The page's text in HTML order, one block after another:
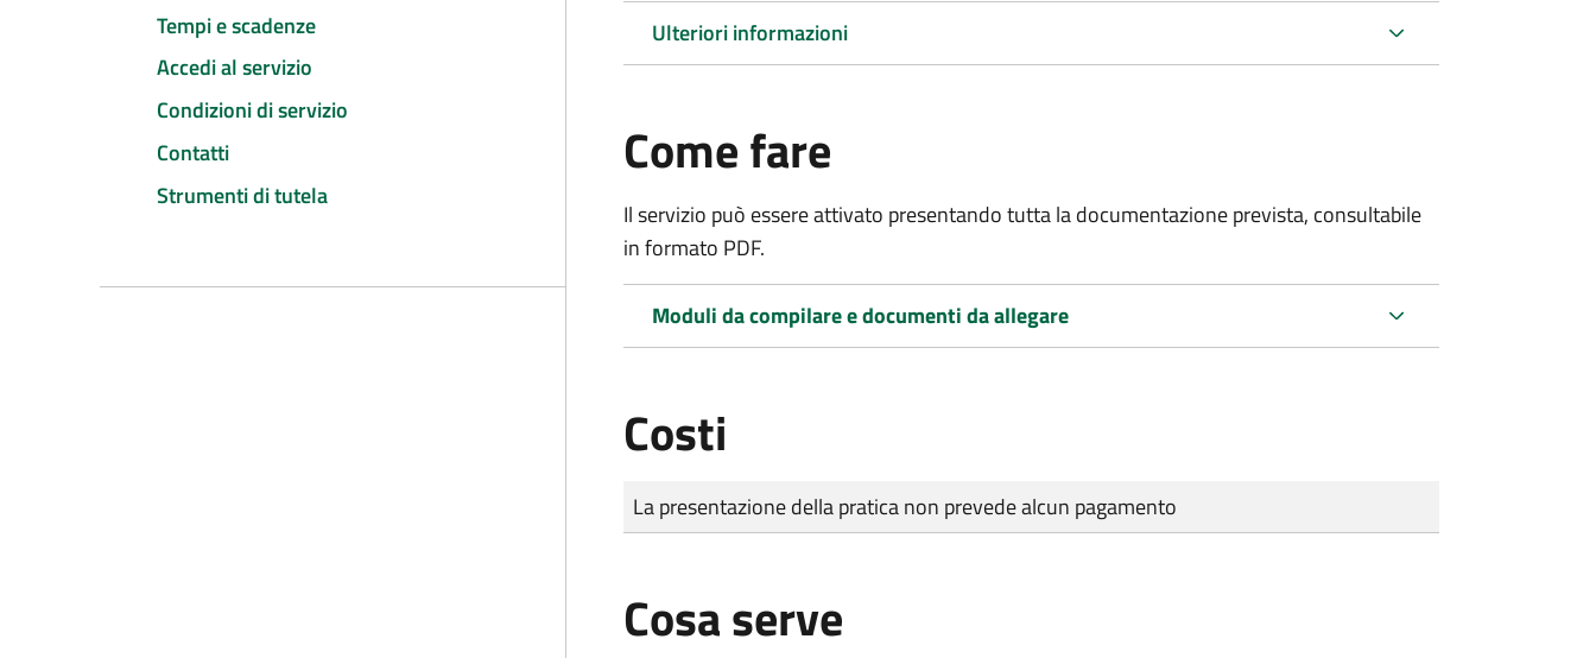
Tempi e scadenze
Accedi al servizio
Condizioni di servizio
Contatti
Strumenti di tutela
Ulteriori informazioni
Come fare
Il servizio può essere attivato presentando tutta la documentazione prevista, consultabile
in formato PDF.
Moduli da compilare e documenti da allegare
Costi
Tipo di pagamento
Importo
La presentazione della pratica non prevede alcun pagamento
Cosa serve